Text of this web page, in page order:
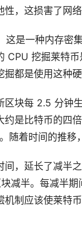
，这损害了网络
是一种内存密
CPU 挖掘莱特
都是使用这种硬
区块每 2.5 分钟
约是比特币的四
随着时间的推移
间，延长了减半
减半。每减半
机制应该使莱特